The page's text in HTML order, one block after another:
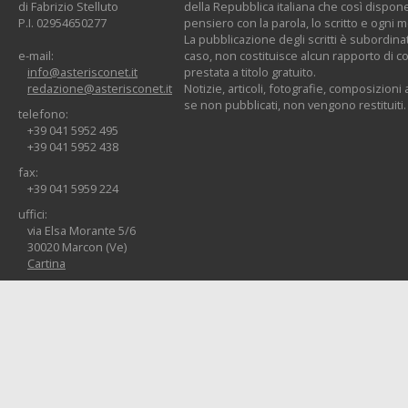
di Fabrizio Stelluto
P.I. 02954650277
e-mail:
info@asterisconet.it
redazione@asterisconet.it
telefono:
+39 041 5952 495
+39 041 5952 438
fax:
+39 041 5959 224
uffici:
via Elsa Morante 5/6
30020 Marcon (Ve)
Cartina
della Repubblica italiana che così
pensiero con la parola, lo scritto e ogni
La pubblicazione degli scritti è
caso, non costituisce alcun rapporto di
prestata a titolo gratuito.
Notizie, articoli, fotografie, composizioni
se non pubblicati, non vengono restituiti.